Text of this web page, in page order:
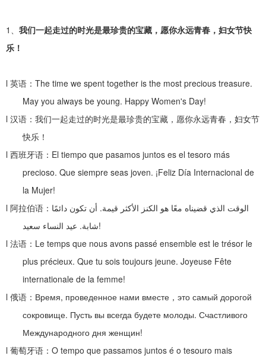
1、 我们一起走过的时光是最珍贵的宝藏，愿你永远青春，妇女节快
乐！
l 英语： The time we spent together is the most precious treasure.
May you always be young. Happy Women's Day!
l 汉语：我们一起走过的时光是最珍贵的宝藏，愿你永远青春，妇女节
快乐！
l 西班牙语： El tiempo que pasamos juntos es el tesoro más
precioso. Que siempre seas joven. ¡Feliz Día Internacional de
la Mujer!
l 阿拉伯语： الوقت الذي قضيناه معًا هو الكنز الأكثر قيمة. أن تكون دائمًا
شابة. عيد النساء سعيد
!
l 法语： Le temps que nous avons passé ensemble est le trésor le
plus précieux. Que tu sois toujours jeune. Joyeuse Fête
internationale de la femme!
l 俄语： Время, проведенное нами вместе ， это самый дорогой
сокровище. Пусть вы всегда будете молоды. Счастливого
Международного дня женщин!
l 葡萄牙语： O tempo que passamos juntos é o tesouro mais